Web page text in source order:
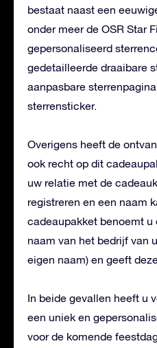
bestaat naast een
onder meer de OSR Star
gepersonaliseerd
gedetailleerde draaibare
aanpasbare
sterrensticker.
Overigens heeft de
ook recht op dit
uw relatie met de
registreren en een naam
cadeaupakket benoemt u
naam van het bedrijf van
eigen naam) en geeft
In beide gevallen heeft u
een uniek en
voor de komende